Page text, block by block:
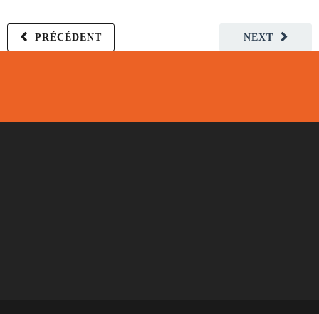
NEXT
PRÉCÉDENT